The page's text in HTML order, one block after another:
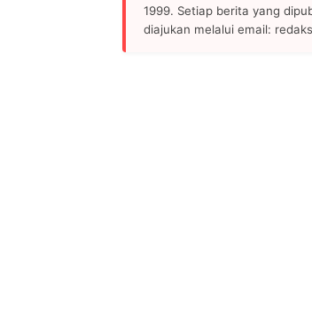
1999. Setiap berita yang
diajukan melalui email: